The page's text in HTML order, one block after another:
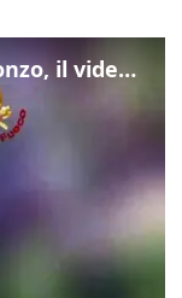
Frana lambisce le case di Auronzo, il video dall'elicottero dei vigili del fuoco